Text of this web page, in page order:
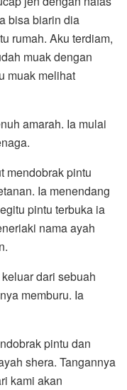
bisa biarin dia
rumah. Aku terdiam,
muak dengan
muak melihat
amarah. Ia mulai
mendobrak pintu
Ia menendang
pintu terbuka ia
nama ayah
dari sebuah
memburu. Ia
pintu dan
shera. Tangannya
kami akan